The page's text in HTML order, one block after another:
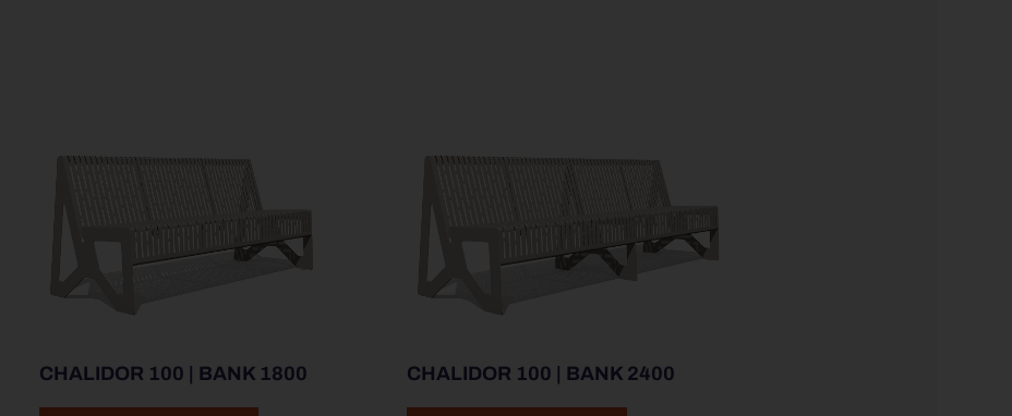
CHALIDOR 100 | BANK 1800 CHALIDOR 100 | BANK 2400